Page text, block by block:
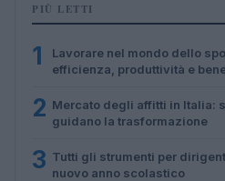
PIÙ LETTI
1
Lavorare nel mondo dello
efficienza, produttività e
2 Mercato degli affitti in Italia:
guidano la trasformazione
3 Tutti gli strumenti per
nuovo anno scolastico